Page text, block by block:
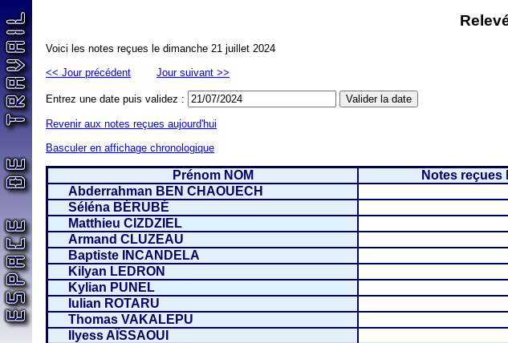
Voici les notes reçues le dimanche 21 juillet 2024
<< Jour précédent
Jour suivant >>
Entrez une date puis validez :
Revenir aux notes reçues aujourd'hui
Basculer en affichage chronologique
Prénom NOM Notes reçues
Abderrahman BEN CHAOUECH
Séléna BÉRUBÉ
Matthieu CIZDZIEL
Armand CLUZEAU
Baptiste INCANDELA
Kilyan LEDRON
Kylian PUNEL
Iulian ROTARU
Thomas VAKALEPU
Ilyess AÏSSAOUI